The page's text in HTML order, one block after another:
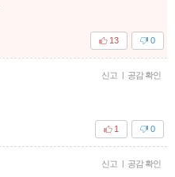
0
13
신고 | 공감 확인
0
1
신고 | 공감 확인